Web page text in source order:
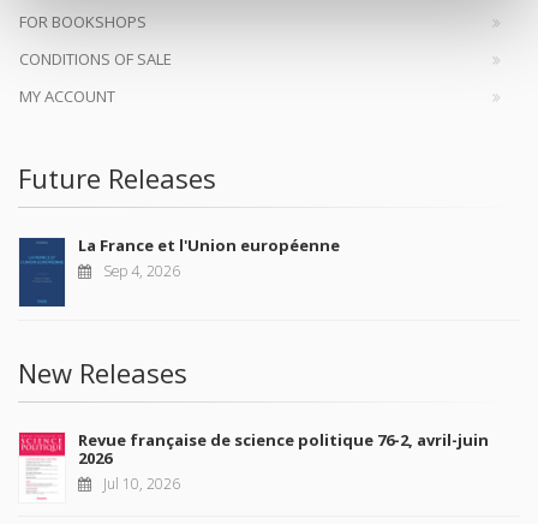
FOR BOOKSHOPS
CONDITIONS OF SALE
MY ACCOUNT
Future Releases
La France et l'Union européenne
Sep 4, 2026
New Releases
Revue française de science politique 76-2, avril-juin
2026
Jul 10, 2026